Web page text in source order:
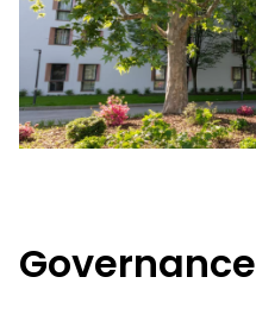
Governance